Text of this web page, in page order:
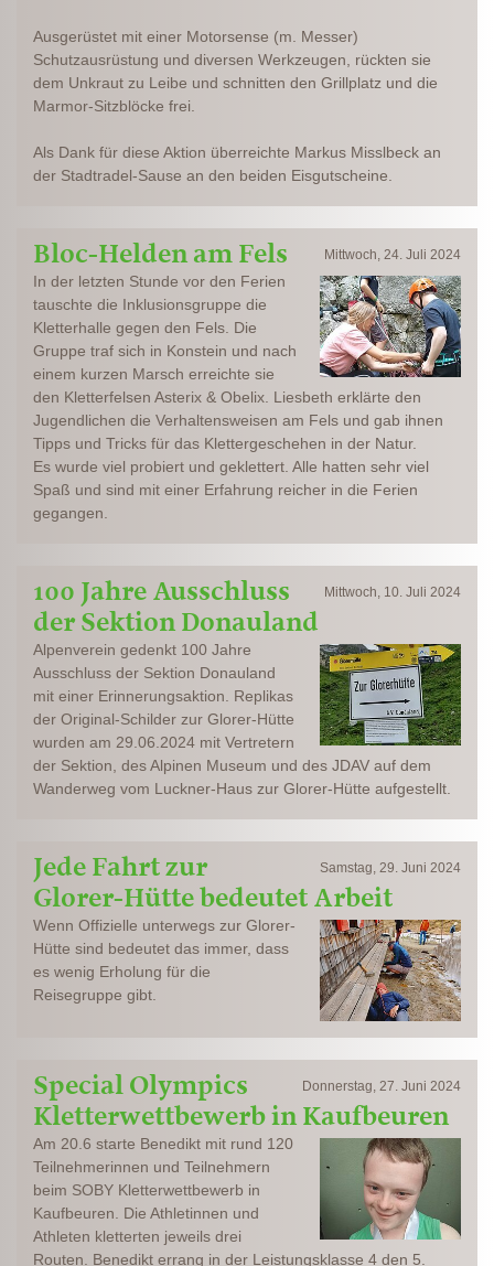
Ausgerüstet mit einer Motorsense (m. Messer)
Schutzausrüstung und diversen Werkzeugen, rückten sie
dem Unkraut zu Leibe und schnitten den Grillplatz und die
Marmor-Sitzblöcke frei.
Als Dank für diese Aktion überreichte Markus Misslbeck an
der Stadtradel-Sause an den beiden Eisgutscheine.
Mittwoch, 24. Juli 2024
Bloc-Helden am Fels
In der letzten Stunde vor den Ferien
tauschte die Inklusionsgruppe die
Kletterhalle gegen den Fels. Die
Gruppe traf sich in Konstein und nach
einem kurzen Marsch erreichte sie
den Kletterfelsen Asterix & Obelix. Liesbeth erklärte den
Jugendlichen die Verhaltensweisen am Fels und gab ihnen
Tipps und Tricks für das Klettergeschehen in der Natur.
Es wurde viel probiert und geklettert. Alle hatten sehr viel
Spaß und sind mit einer Erfahrung reicher in die Ferien
gegangen.
Mittwoch, 10. Juli 2024
100 Jahre Ausschluss
der Sektion Donauland
Alpenverein gedenkt 100 Jahre
Ausschluss der Sektion Donauland
mit einer Erinnerungsaktion. Replikas
der Original-Schilder zur Glorer-Hütte
wurden am 29.06.2024 mit Vertretern
der Sektion, des Alpinen Museum und des JDAV auf dem
Wanderweg vom Luckner-Haus zur Glorer-Hütte aufgestellt.
Samstag, 29. Juni 2024
Jede Fahrt zur
Glorer-Hütte bedeutet Arbeit
Wenn Offizielle unterwegs zur Glorer-
Hütte sind bedeutet das immer, dass
es wenig Erholung für die
Reisegruppe gibt.
Donnerstag, 27. Juni 2024
Special Olympics
Kletterwettbewerb in Kaufbeuren
Am 20.6 starte Benedikt mit rund 120
Teilnehmerinnen und Teilnehmern
beim SOBY Kletterwettbewerb in
Kaufbeuren. Die Athletinnen und
Athleten kletterten jeweils drei
Routen. Benedikt errang in der Leistungsklasse 4 den 5.